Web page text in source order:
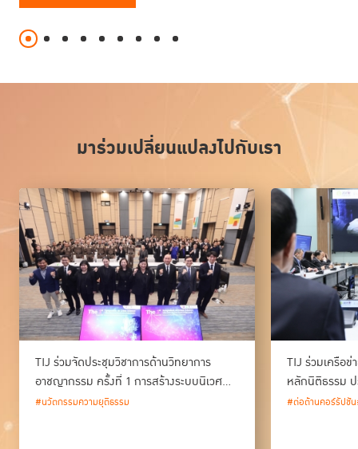
มาร่วมเปลี่ยนแปลงไปกับเรา
TIJ ร่วมจัดประชุมวิชาการด้านวิทยาการ
อาชญากรรม ครั้งที่ 1 การสร้างระบบนิเวศ
ด้านวิทยาการอาชญากรรม และนวัตกรรม
#นวัตกรรมความยุติธรรม
TIJ ร่วมเครือ
หลักนิติธรรม ป
#ต่อต้านคอร์รัปชัน